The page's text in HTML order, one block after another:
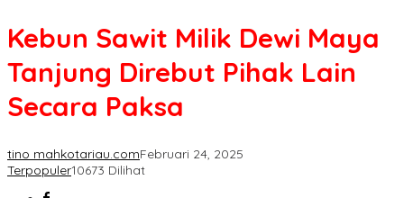
Kebun Sawit Milik Dewi Maya
Tanjung Direbut Pihak Lain
Secara Paksa
tino mahkotariau.comFebruari 24, 2025
Terpopuler10673 Dilihat